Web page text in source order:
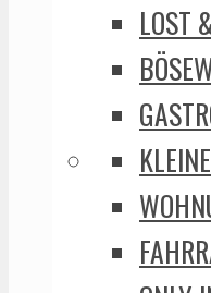
LOST